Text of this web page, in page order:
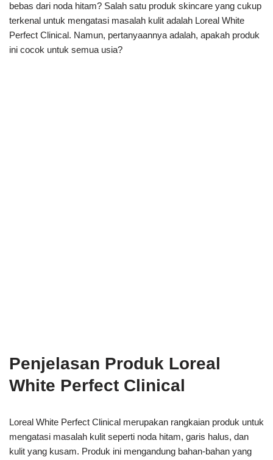
bebas dari noda hitam? Salah satu produk skincare yang cukup
terkenal untuk mengatasi masalah kulit adalah Loreal White
Perfect Clinical. Namun, pertanyaannya adalah, apakah produk
ini cocok untuk semua usia?
Penjelasan Produk Loreal
White Perfect Clinical
Loreal White Perfect Clinical merupakan rangkaian produk untuk
mengatasi masalah kulit seperti noda hitam, garis halus, dan
kulit yang kusam. Produk ini mengandung bahan-bahan yang